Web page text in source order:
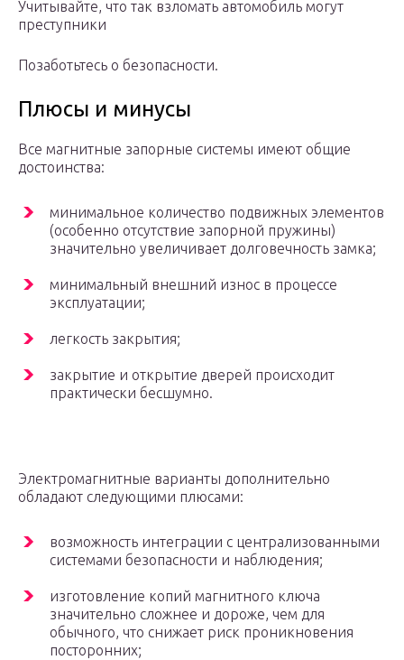
Учитывайте, что так взломать автомобиль могут
преступники
Позаботьтесь о безопасности.
Плюсы и минусы
Все магнитные запорные системы имеют общие
достоинства:
минимальное количество подвижных элементов
(особенно отсутствие запорной пружины)
значительно увеличивает долговечность замка;
минимальный внешний износ в процессе
эксплуатации;
легкость закрытия;
закрытие и открытие дверей происходит
практически бесшумно.
Электромагнитные варианты дополнительно
обладают следующими плюсами:
возможность интеграции с централизованными
системами безопасности и наблюдения;
изготовление копий магнитного ключа
значительно сложнее и дороже, чем для
обычного, что снижает риск проникновения
посторонних;